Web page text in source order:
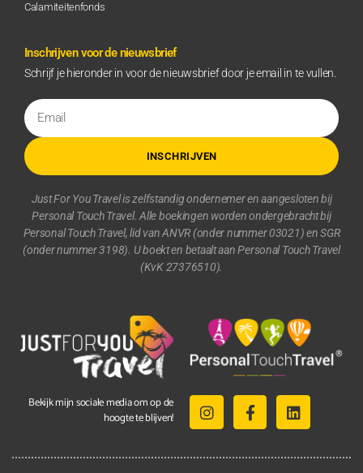
Calamiteitenfonds
Inschrijven voor de nieuwsbrief
Schrijf je hieronder in voor de nieuwsbrief door je email in te vullen.
INSCHRIJVEN
Just For You Travel is zelfstandig ondernemer en aangesloten bij
Personal Touch Travel. Alle boekingen worden ondergebracht bij
Personal Touch Travel, lid van ANVR (onder nummer 03021) en SGR
(onder nummer 3198). U boekt en betaalt aan Personal Touch Travel
(KvK 27376510).
Bekijk mijn sociale media om op de
hoogte te blijven!